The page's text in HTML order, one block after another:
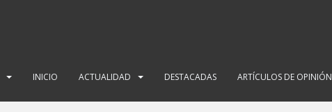
INICIO ACTUALIDAD DESTACADAS ARTÍCULOS DE OPINIÓN